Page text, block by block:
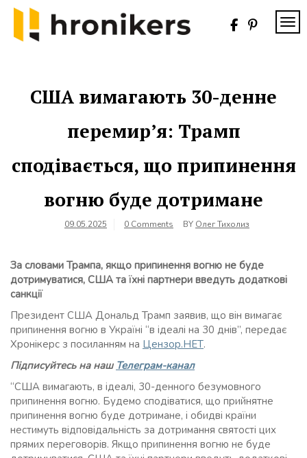
Skip
content
США вимагають 30-денне
перемир’я: Трамп
сподівається, що припинення
вогню буде дотримане
09.05.2025 0 Comments BY Олег Тихолиз
За словами Трампа, якщо припинення вогню не буде
дотримуватися, США та їхні партнери введуть додаткові
санкції
Президент США Дональд Трамп заявив, що він вимагає
припинення вогню в Україні “в ідеалі на 30 днів”, передає
Хронікерс з посиланням на Цензор.НЕТ.
Підписуйтесь на наш Телеграм-канал
“США вимагають, в ідеалі, 30-денного безумовного
припинення вогню. Будемо сподіватися, що прийнятне
припинення вогню буде дотримане, і обидві країни
нестимуть відповідальність за дотримання святості цих
прямих переговорів. Якщо припинення вогню не буде